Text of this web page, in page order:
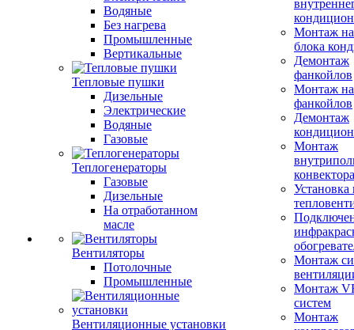
Водяные
Без нагрева
Промышленные
Вертикальные
Тепловые пушки
Дизельные
Электрические
Водяные
Газовые
Теплогенераторы
Газовые
Дизельные
На отработанном
масле
Вентиляторы
Потолочные
Промышленные
Вентиляционные установки
Монтаж
блока
Демонтаж
фанкойлов
Монтаж
фанкойлов
Демонтаж
Монтаж
конвектора
Установка
Монтаж
Монтаж
систем
Монтаж